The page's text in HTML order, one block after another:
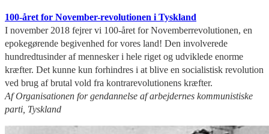
100-året for November-revolutionen i Tyskland
I november 2018 fejrer vi 100-året for Novemberrevolutionen, en
epokegørende begivenhed for vores land! Den involverede
hundredtusinder af mennesker i hele riget og udviklede enorme
kræfter. Det kunne kun forhindres i at blive en socialistisk revolution
ved brug af brutal vold fra kontrarevolutionens kræfter.
Af Organisationen for gendannelse af arbejdernes kommunistiske
parti, Tyskland